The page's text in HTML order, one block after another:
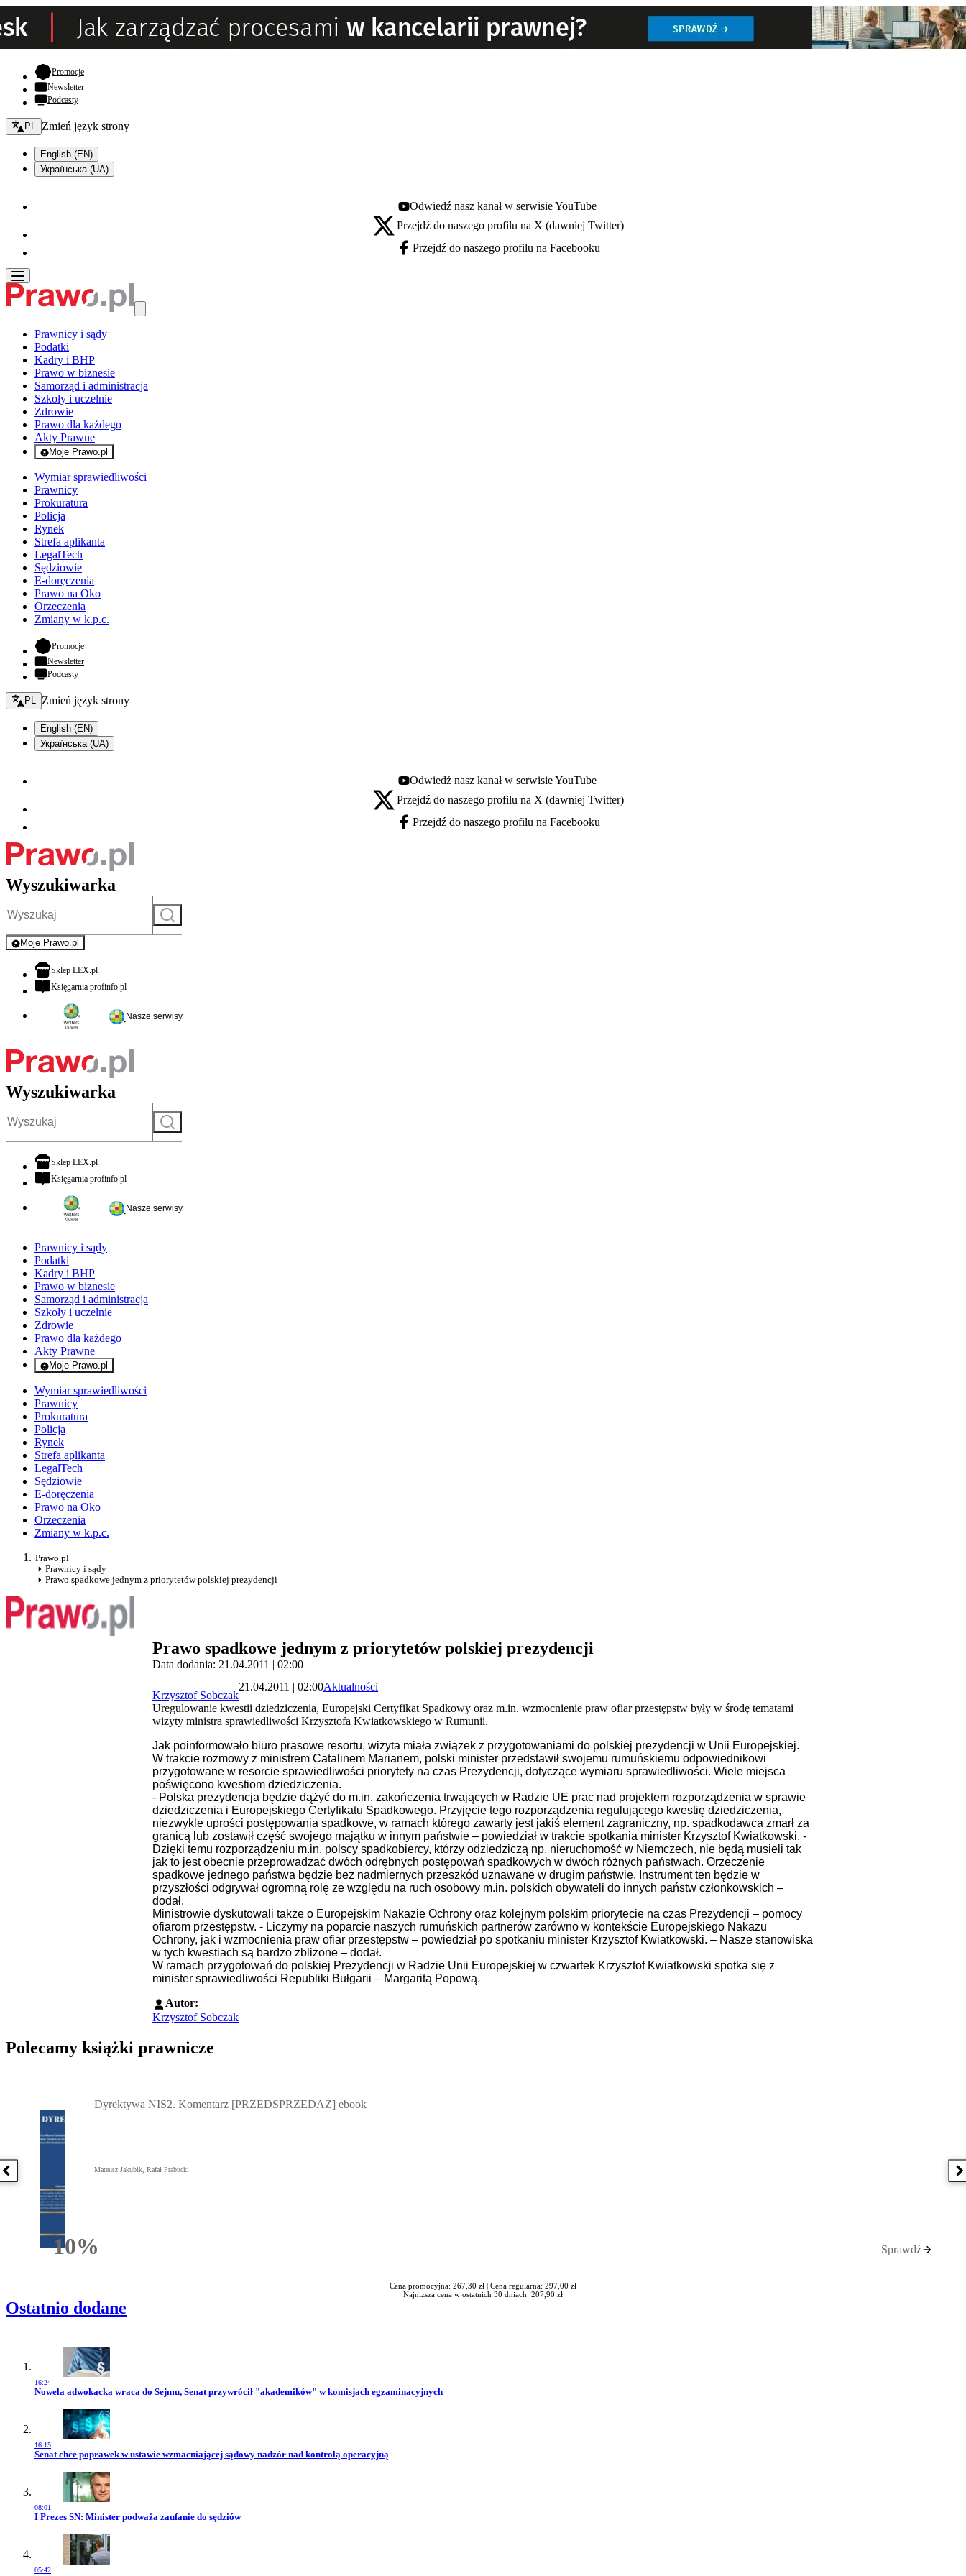
Promocje- otwiera się w nowej karcie
Newsletter
Podcasty
Zmień język - bieżący:
PL Zmień język strony
English (EN)
Українська (UA)
Youtube - otwiera się w nowej karcie
Odwiedź nasz kanał w serwisie YouTube
X - otwiera się w nowej karcie
Przejdź do naszego profilu na X (dawniej Twitter)
Facebook - otwiera się w nowej karcie
Przejdź do naszego profilu na Facebooku
Prawnicy i sądy
Podatki
Kadry i BHP
Prawo w biznesie
Samorząd i administracja
Szkoły i uczelnie
Zdrowie
Prawo dla każdego
Akty Prawne
Moje Prawo.pl
- rejestracja i logowanie do serwisu
Wymiar sprawiedliwości
Prawnicy
Prokuratura
Policja
Rynek
Strefa aplikanta
LegalTech
Sędziowie
E-doręczenia
Prawo na Oko
Orzeczenia
Zmiany w k.p.c.
Promocje- otwiera się w nowej karcie
Newsletter
Podcasty
Zmień język - bieżący:
PL Zmień język strony
English (EN)
Українська (UA)
Youtube - otwiera się w nowej karcie
Odwiedź nasz kanał w serwisie YouTube
X - otwiera się w nowej karcie
Przejdź do naszego profilu na X (dawniej Twitter)
Facebook - otwiera się w nowej karcie
Przejdź do naszego profilu na Facebooku
Wyszukiwarka
Szukaj
Moje Prawo.pl
- rejestracja i logowanie do serwisu
Sklep LEX.plotwiera się w nowej karcie
Księgarnia profinfo.plotwiera się w nowej karcie
Nasze serwisy
Wyszukiwarka
Szukaj
Sklep LEX.plotwiera się w nowej karcie
Księgarnia profinfo.plotwiera się w nowej karcie
Nasze serwisy
Prawnicy i sądy
Podatki
Kadry i BHP
Prawo w biznesie
Samorząd i administracja
Szkoły i uczelnie
Zdrowie
Prawo dla każdego
Akty Prawne
Moje Prawo.pl
- rejestracja i logowanie do serwisu
Wymiar sprawiedliwości
Prawnicy
Prokuratura
Policja
Rynek
Strefa aplikanta
LegalTech
Sędziowie
E-doręczenia
Prawo na Oko
Orzeczenia
Zmiany w k.p.c.
Prawo.pl
Prawnicy i sądy
Prawo spadkowe jednym z priorytetów polskiej prezydencji
Prawo spadkowe jednym z priorytetów polskiej prezydencji
Data dodania: 21.04.2011 | 02:00
Krzysztof Sobczak
21.04.2011 | 02:00Aktualności
Uregulowanie kwestii dziedziczenia, Europejski Certyfikat Spadkowy oraz m.in. wzmocnienie praw ofiar przestępstw były w środę tematami
wizyty ministra sprawiedliwości Krzysztofa Kwiatkowskiego w Rumunii.
Jak poinformowało biuro prasowe resortu, wizyta miała związek z przygotowaniami do polskiej prezydencji w Unii Europejskiej.
W trakcie rozmowy z ministrem Catalinem Marianem, polski minister przedstawił swojemu rumuńskiemu odpowiednikowi
przygotowane w resorcie sprawiedliwości priorytety na czas Prezydencji, dotyczące wymiaru sprawiedliwości. Wiele miejsca
poświęcono kwestiom dziedziczenia.
- Polska prezydencja będzie dążyć do m.in. zakończenia trwających w Radzie UE prac nad projektem rozporządzenia w sprawie
dziedziczenia i Europejskiego Certyfikatu Spadkowego. Przyjęcie tego rozporządzenia regulującego kwestię dziedziczenia,
niezwykle uprości postępowania spadkowe, w ramach którego zawarty jest jakiś element zagraniczny, np. spadkodawca zmarł za
granicą lub zostawił część swojego majątku w innym państwie – powiedział w trakcie spotkania minister Krzysztof Kwiatkowski. -
Dzięki temu rozporządzeniu m.in. polscy spadkobiercy, którzy odziedziczą np. nieruchomość w Niemczech, nie będą musieli tak
jak to jest obecnie przeprowadzać dwóch odrębnych postępowań spadkowych w dwóch różnych państwach. Orzeczenie
spadkowe jednego państwa będzie bez nadmiernych przeszkód uznawane w drugim państwie. Instrument ten będzie w
przyszłości odgrywał ogromną rolę ze względu na ruch osobowy m.in. polskich obywateli do innych państw członkowskich –
dodał.
Ministrowie dyskutowali także o Europejskim Nakazie Ochrony oraz kolejnym polskim priorytecie na czas Prezydencji – pomocy
ofiarom przestępstw. - Liczymy na poparcie naszych rumuńskich partnerów zarówno w kontekście Europejskiego Nakazu
Ochrony, jak i wzmocnienia praw ofiar przestępstw – powiedział po spotkaniu minister Krzysztof Kwiatkowski. – Nasze stanowiska
w tych kwestiach są bardzo zbliżone – dodał.
W ramach przygotowań do polskiej Prezydencji w Radzie Unii Europejskiej w czwartek Krzysztof Kwiatkowski spotka się z
minister sprawiedliwości Republiki Bułgarii – Margaritą Popową.
Autor:
Krzysztof Sobczak
Polecamy książki prawnicze
Poprzednia książka
10%Rabatu
Dyrektywa NIS2. Komentarz [PRZEDSPRZEDAŻ] ebook
Mateusz Jakubik, Rafał Prabucki
Sprawdź
Cena promocyjna: 267,30 zł | Cena regularna: 297,00 zł
Najniższa cena w ostatnich 30 dniach: 207,90 zł
Ostatnio dodane
16:24
Przejdź do artykułu:
Nowela adwokacka wraca do Sejmu, Senat przywrócił "akademików" w komisjach egzaminacyjnych
16:15
Przejdź do artykułu:
Senat chce poprawek w ustawie wzmacniającej sądowy nadzór nad kontrolą operacyjną
08:01
Przejdź do artykułu:
I Prezes SN: Minister podważa zaufanie do sędziów
05:42